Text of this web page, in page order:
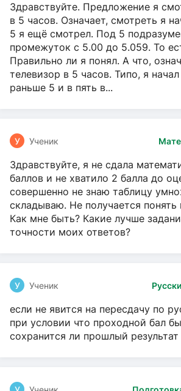
Здравствуйте. Предложение я
в 5 часов. Означает, смотреть я
5 я ещё смотрел. Под 5
промежуток с 5.00 до 5.059. То
Правильно ли я понял. А что,
телевизор в 5 часов. Типо, я
раньше 5 и в пять в...
У Ученик
Здравствуйте, я не сдала
баллов и не хватило 2 балла до
совершенно не знаю таблицу
складываю. Не получается понять
Как мне быть? Какие лучше
точности моих ответов?
У Ученик
если не явится на пересдачу по
при условии что проходной бал
сохранится ли прошлый результат